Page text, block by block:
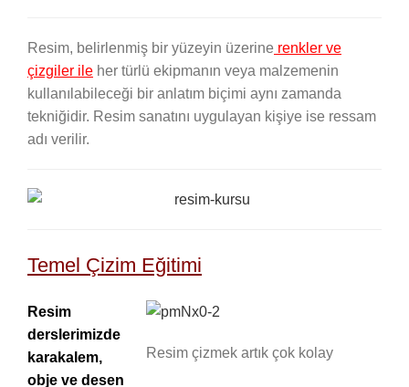
Resim, belirlenmiş bir yüzeyin üzerine renkler ve
çizgiler ileher türlü ekipmanın veya malzemenin
kullanılabileceği bir anlatım biçimi aynı zamanda
tekniğidir. Resim sanatını uygulayan kişiye ise ressam
adı verilir.
Temel Çizim Eğitimi
Resim çizmek artık çok kolay
Resim
derslerimizde
karakalem,
obje ve desen